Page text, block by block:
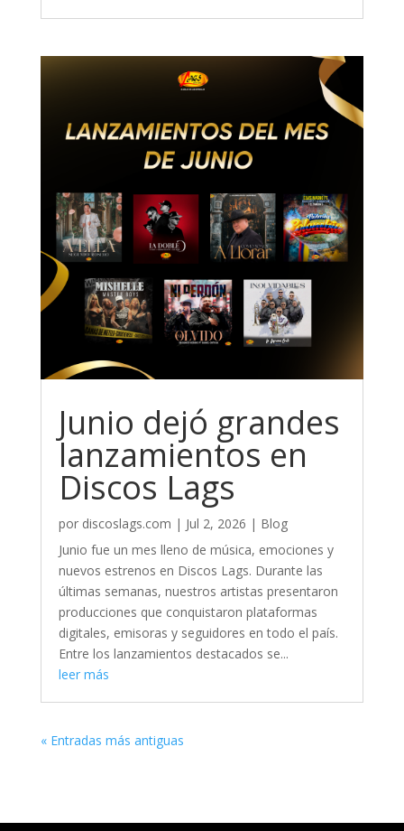
Junio dejó grandes
lanzamientos en
Discos Lags
por discoslags.com | Jul 2, 2026 | Blog
Junio fue un mes lleno de música, emociones y
nuevos estrenos en Discos Lags. Durante las
últimas semanas, nuestros artistas presentaron
producciones que conquistaron plataformas
digitales, emisoras y seguidores en todo el país.
Entre los lanzamientos destacados se...
leer más
« Entradas más antiguas